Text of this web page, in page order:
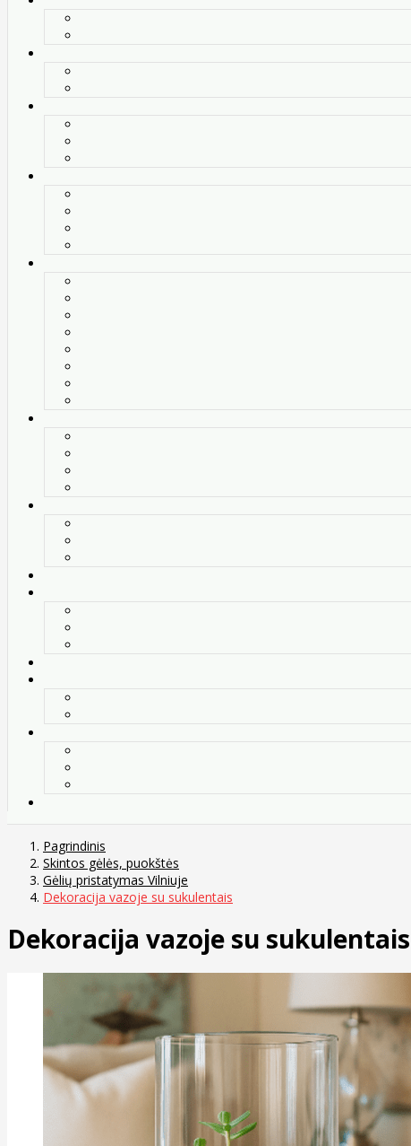
Pagrindinis
Skintos gėlės, puokštės
Gėlių pristatymas Vilniuje
Dekoracija vazoje su sukulentais
Dekoracija vazoje su sukulentais